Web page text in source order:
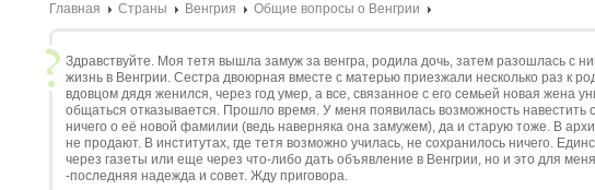
Главная Страны Венгрия Общие вопросы о Венгрии
Здравствуйте. Моя тетя вышла замуж за венгра, родила дочь, затем разошлась с
жизнь в Венгрии. Сестра двоюрная вместе с матерью приезжали несколько раз к
вдовцом дядя женился, через год умер, а все, связанное с его семьей новая жена
общаться отказывается. Прошло время. У меня появилась возможность навестить
ничего о её новой фамилии (ведь наверняка она замужем), да и старую тоже. В
не продают. В институтах, где тетя возможно училась, не сохранилось ничего.
через газеты или еще через что-либо дать объявление в Венгрии, но и это для
-последняя надежда и совет. Жду приговора.